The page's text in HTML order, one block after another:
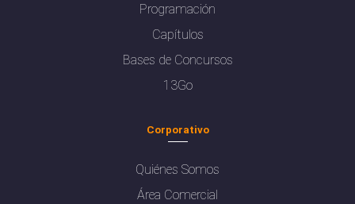
Programación
Capítulos
Bases de Concursos
13Go
Corporativo
Quiénes Somos
Área Comercial